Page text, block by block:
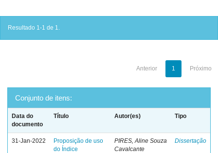
Resultado 1-1 de 1.
Anterior 1 Próximo
Conjunto de itens:
Data do
documento
Título Autor(es) Tipo
31-Jan-2022
Proposição de uso
do Índice
PIRES, Aline Souza
Cavalcante
Dissertação